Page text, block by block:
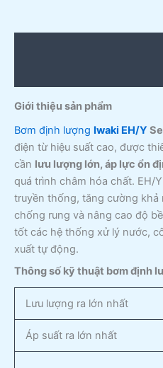
Giới thiệu sản phẩm
Bơm định lượng Iwaki EH/Y
điện từ hiệu suất cao, được
cần lưu lượng lớn, áp lực ổn
quá trình châm hóa chất. EH/
truyền thống, tăng cường khả
chống rung và nâng cao độ
tốt các hệ thống xử lý nước,
xuất tự động.
Thông số kỹ thuật bơm định
Lưu lượng ra lớn nhất
Áp suất ra lớn nhất